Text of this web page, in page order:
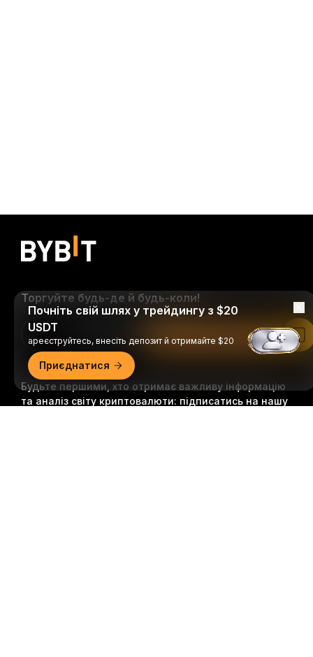
Будьте першими, хто отримає важливу інформацію
та аналіз світу криптовалюти: підписатись на нашу
Торгуйте будь-де й будь-коли!
Download Bybit App
Почніть свій шлях у трейдингу з $20
USDT
ареєструйтесь, внесіть депозит й отримайте $20
Приєднатися
Читати в застосунку Bybit